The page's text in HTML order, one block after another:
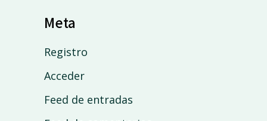
Meta
Registro
Acceder
Feed de entradas